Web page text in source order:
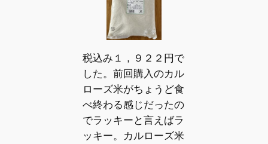
税込み１，９２２円で
した。前回購入のカル
ローズ米がちょうど食
べ終わる感じだったの
でラッキーと言えばラ
ッキー。カルローズ米